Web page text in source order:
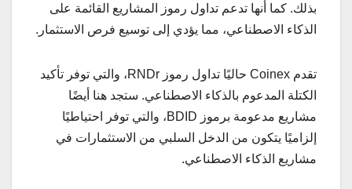
بذلك. كما أنها تدعم تداول رموز المشاريع القائمة على
الذكاء الاصطناعي، مما يؤدي إلى توسيع فرص الاستثمار.
تقدم Coinex حاليًا تداول رموز RNDr، والتي توفر تأكيد
الكتلة المدعوم بالذكاء الاصطناعي. ستجد هنا أيضًا
مشاريع مدعومة برموز BDID، والتي توفر احتياطيًا
إلزاميًا يتكون من الدخل السلبي من الاستثمارات في
مشاريع الذكاء الاصطناعي.